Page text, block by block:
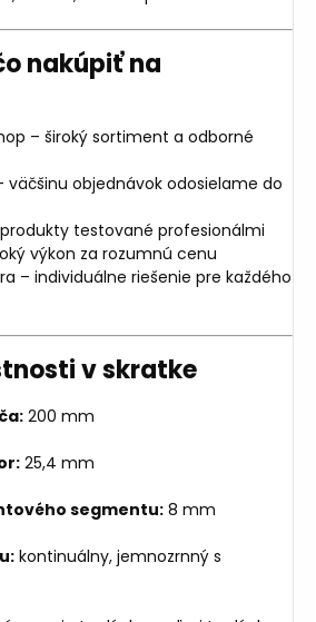
nakúpiť na
– široký sortiment a odborné
väčšinu objednávok odosielame do
testované profesionálmi
výkon za rozumnú cenu
– individuálne riešenie pre každého
v skratke
200 mm
25,4 mm
segmentu:8 mm
kontinuálny, jemnozrnný s